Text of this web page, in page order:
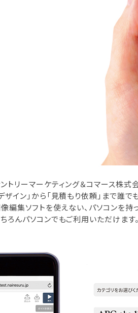
トリーマーケティング＆コマース株式
ザイン」から「見積もり依頼」まで誰
編集ソフトを使えない、パソコンを
ろんパソコンでもご利用いただけます。